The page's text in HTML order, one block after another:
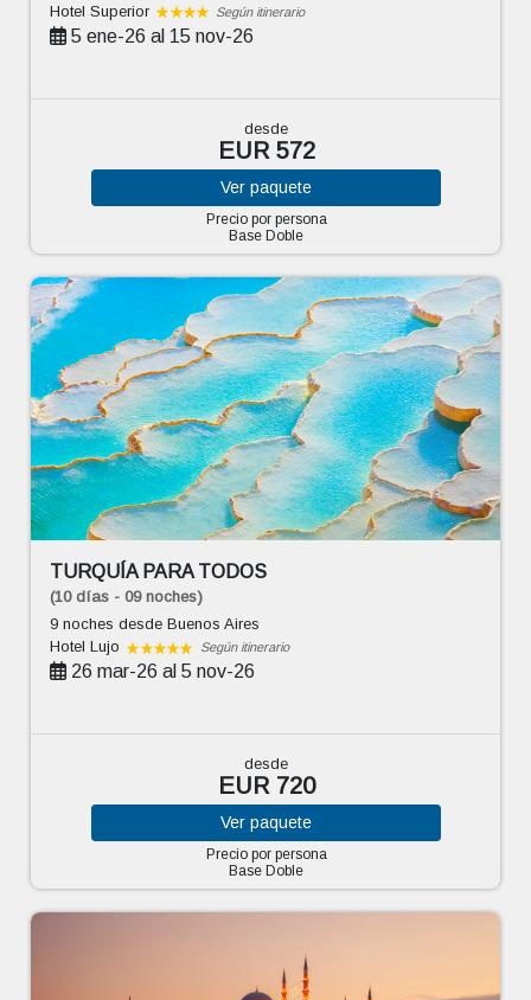
Hotel Superior
Según itinerario
5 ene-26 al 15 nov-26
desde
EUR 572
Ver paquete
Precio por persona
Base Doble
TURQUÍA PARA TODOS
(10 días - 09 noches)
9 nochesdesde Buenos Aires
Hotel Lujo
Según itinerario
26 mar-26 al 5 nov-26
desde
EUR 720
Ver paquete
Precio por persona
Base Doble